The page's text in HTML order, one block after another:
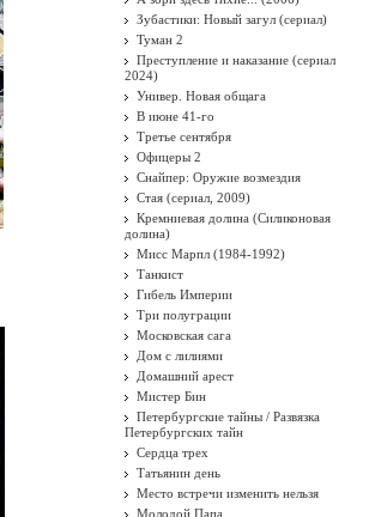
Зубастики: Новый загул (сериал)
Туман 2
Преступление и наказание (сериал
2024)
Универ. Новая общага
В июне 41-го
Третье сентября
Офицеры 2
Снайпер: Оружие возмездия
Стая (сериал, 2009)
Кремниевая долина (Силиконовая
долина)
Мисс Марпл (1984-1992)
Танкист
Гибель Империи
Три полуграции
Московская сага
Дом с лилиями
Домашний арест
Мистер Бин
Петербургские тайны / Развязка
Петербургских тайн
Сердца трех
Татьянин день
Место встречи изменить нельзя
Молодой Папа